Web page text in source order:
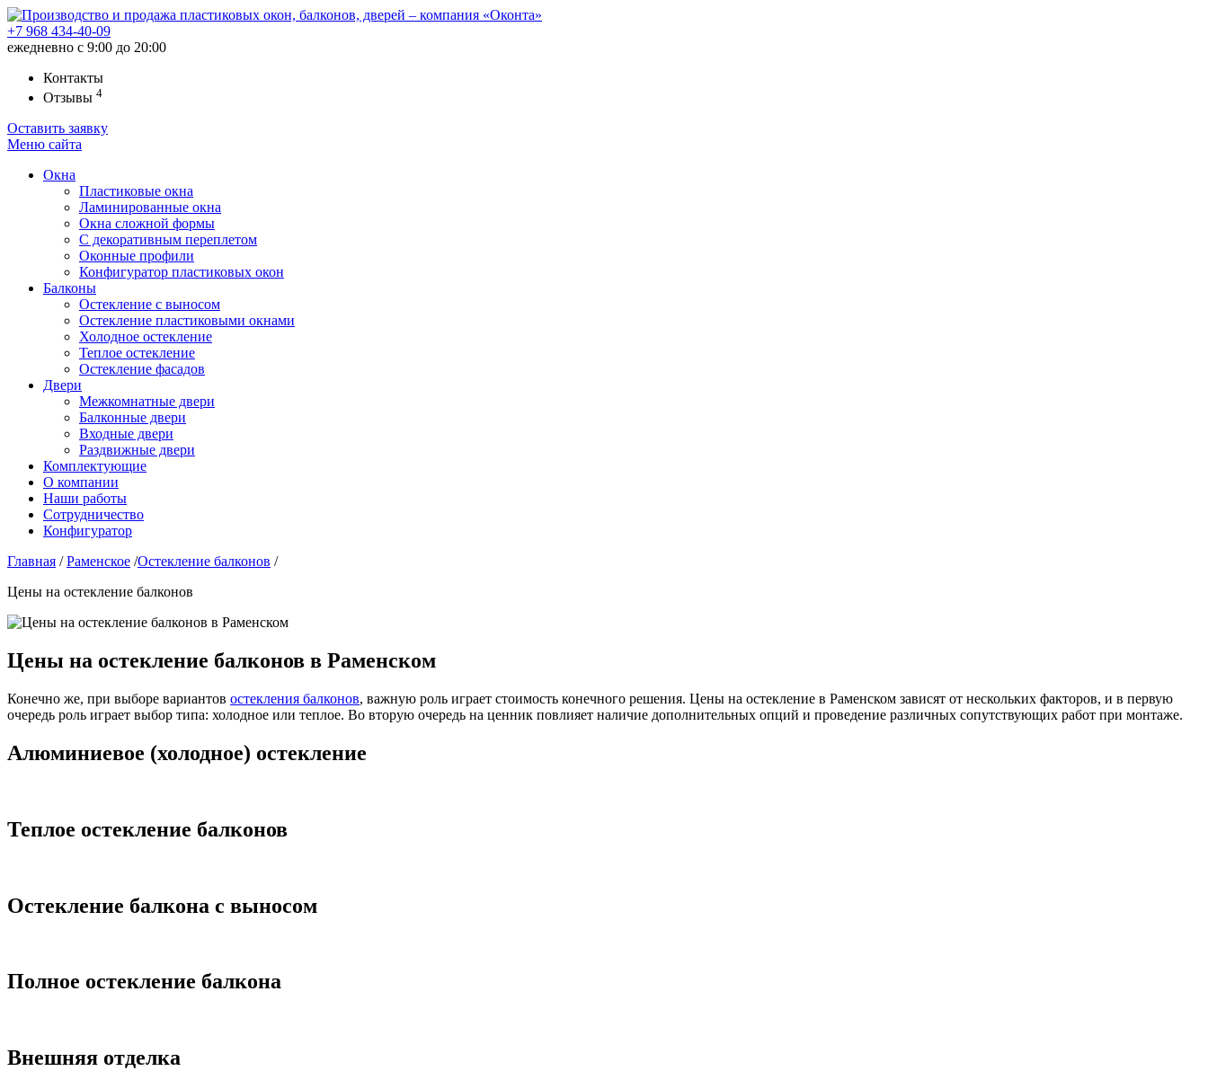
+7 968 434-40-09
ежедневно с 9:00 до 20:00
Контакты
Отзывы 4
Оставить заявку
Меню сайта
Окна
Пластиковые окна
Ламинированные окна
Окна сложной формы
С декоративным переплетом
Оконные профили
Конфигуратор пластиковых окон
Балконы
Остекление с выносом
Остекление пластиковыми окнами
Холодное остекление
Теплое остекление
Остекление фасадов
Двери
Межкомнатные двери
Балконные двери
Входные двери
Раздвижные двери
Комплектующие
О компании
Наши работы
Сотрудничество
Конфигуратор
Главная / Раменское /Остекление балконов /
Цены на остекление балконов
Цены на остекление балконов в Раменском
Конечно же, при выборе вариантов остекления балконов, важную роль играет стоимость конечного решения. Цены на остекление в Раменском зависят от нескольких факторов, и в первую
очередь роль играет выбор типа: холодное или теплое. Во вторую очередь на ценник повлияет наличие дополнительных опций и проведение различных сопутствующих работ при монтаже.
Алюминиевое (холодное) остекление
Теплое остекление балконов
Остекление балкона с выносом
Полное остекление балкона
Внешняя отделка